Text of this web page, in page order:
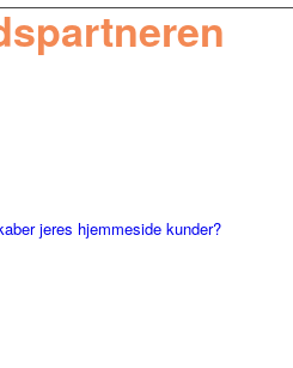
tillid,
jeres hjemmeside kunder?